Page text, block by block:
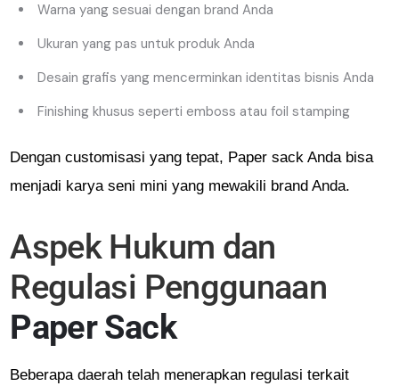
Warna yang sesuai dengan brand Anda
Ukuran yang pas untuk produk Anda
Desain grafis yang mencerminkan identitas bisnis Anda
Finishing khusus seperti emboss atau foil stamping
Dengan customisasi yang tepat, Paper sack Anda bisa
menjadi karya seni mini yang mewakili brand Anda.
Aspek Hukum dan
Regulasi Penggunaan
Paper Sack
Beberapa daerah telah menerapkan regulasi terkait